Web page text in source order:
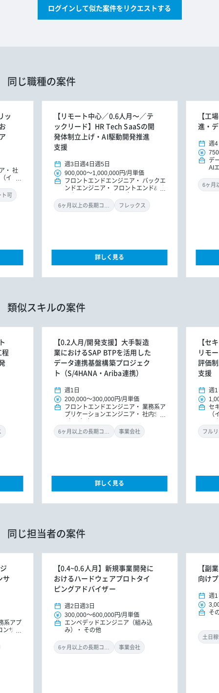
ログインして似た案件をリクエストする
同じ職種の案件
ッ
社
イン
ト可
【リモート中心／0.6人月～／テ
ックリード】HR Tech SaaSの開
発体制立上げ・AI駆動開発推進
支援
週3日 週4日 週5日
900,000～1,000,000円/月単価
フロントエンドエンジニア
バックエ
ンドエンジニア
フロントエンド&バ
ニア）
機械学習・AIエンジニア
フレックス
詳しく見る
【工
進・
週4
デ
AI
タ
（
類似スキルの案件
程
【0.2人月/開発支援】大手製造
業におけるSAP BTPを活用した
データ連携基盤構築プロジェク
ト（S/4HANA・Ariba連携）
週1日
200,000～300,000円/月単価
フロントエンドエンジニア
業務系ア
プリケーションエンジニア
社内SE
事業会社
詳しく見る
【セ
リモ
評価
支援
週1
セ
（
ン
フル
同じ担当者の案件
サ
系アプ
ンサル
【0.4~0.6人月】新規事業開発に
おけるハードウェアプロトタイ
ピングアドバイザー
週2日 週3日
300,000～600,000円/月単価
エンベデッドエンジニア（組み込
み）
その他
事業会社
【副
向け
週1
そ
土日